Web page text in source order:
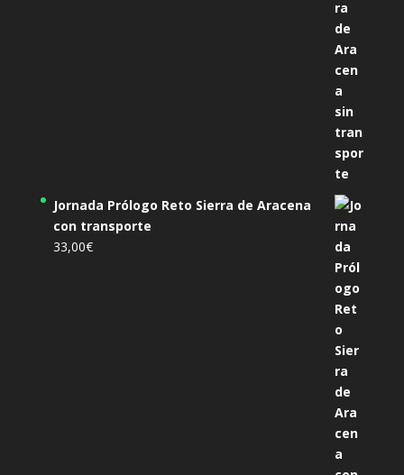
Jornada Prólogo Reto Sierra de Aracena
con transporte
33,00€